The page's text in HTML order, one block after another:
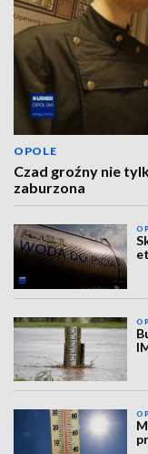
OPOLE
Czad groźny nie
zaburzona